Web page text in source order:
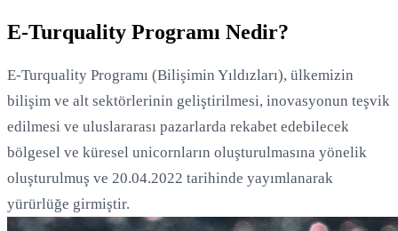
E-Turquality Programı Nedir?
E-Turquality Programı (Bilişimin Yıldızları), ülkemizin
bilişim ve alt sektörlerinin geliştirilmesi, inovasyonun teşvik
edilmesi ve uluslararası pazarlarda rekabet edebilecek
bölgesel ve küresel unicornların oluşturulmasına yönelik
oluşturulmuş ve 20.04.2022 tarihinde yayımlanarak
yürürlüğe girmiştir.